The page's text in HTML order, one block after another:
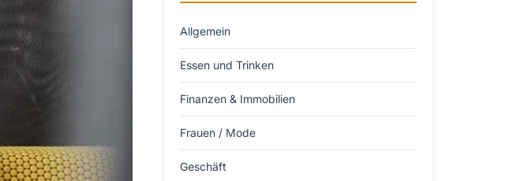
Allgemein
Essen und Trinken
Finanzen & Immobilien
Frauen / Mode
Geschäft